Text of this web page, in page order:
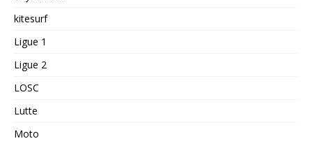
kitesurf
Ligue 1
Ligue 2
LOSC
Lutte
Moto